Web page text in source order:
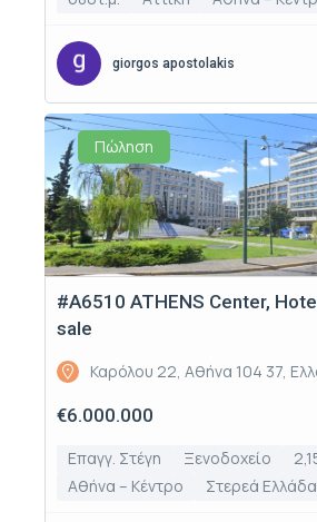
giorgos apostolakis
Πώληση
#Α6510 ATHENS Center,
sale
Καρόλου 22, Αθήνα 104 37,
€6.000.000
Επαγγ. Στέγη Ξενοδοχείο
Αθήνα – Κέντρο
Στερεά Ελλάδα